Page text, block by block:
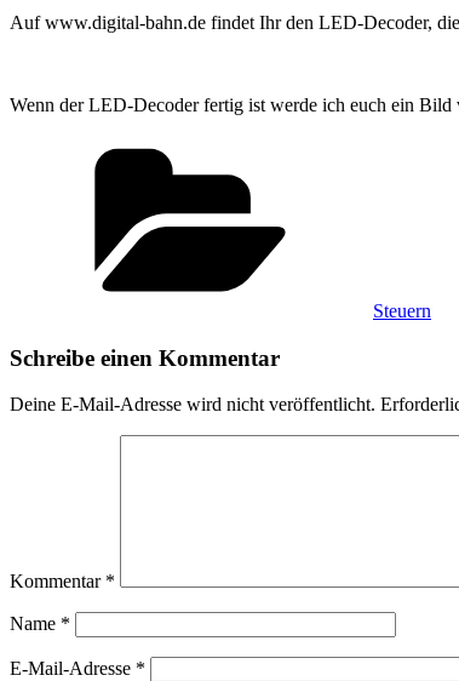
Auf www.digital-bahn.de findet Ihr den LED-Decoder,
Wenn der LED-Decoder fertig ist werde ich euch ein Bild
Steuern
Schreibe einen Kommentar
Deine E-Mail-Adresse wird nicht veröffentlicht.
Kommentar *
Name *
E-Mail-Adresse *